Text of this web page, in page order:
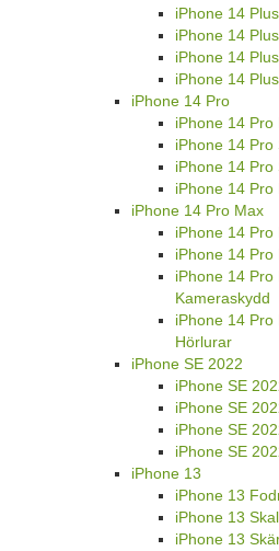
iPhone 14
iPhone 14
iPhone 14
iPhone 14
iPhone 14 Pro
iPhone 14 Pro
iPhone 14 Pro
iPhone 14 Pro
iPhone 14
iPhone 14 Pro Max
iPhone 14
iPhone 14 Pro
iPhone 14 Pro
Kameraskydd
iPhone 14
Hörlurar
iPhone SE 2022
iPhone SE
iPhone SE
iPhone SE
iPhone SE
iPhone 13
iPhone 13
iPhone 13 Skal
iPhone 13